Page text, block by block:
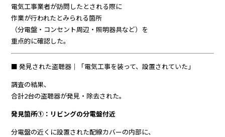
電気工事業者が訪問したとされる際に
作業が行われたとみられる箇所
（分電盤・コンセント周辺・照明器具など）を
重点的に確認した。
■ 発見された盗聴器｜「電気工事を装って、設置されていた」
調査の結果、
合計2台の盗聴器が発見・除去された。
発見箇所①：リビングの分電盤付近
分電盤の近くに設置された配線カバーの内部に、